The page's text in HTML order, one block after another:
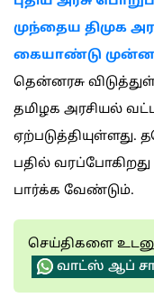
முந்தைய திமுக
கையாண்டு
தென்னரசு
தமிழக அரசியல்
ஏற்படுத்தியுள்ளது.
பதில்
பார்க்க வேண்டும்.
செய்திகளை
வாட்ஸ் ஆப்